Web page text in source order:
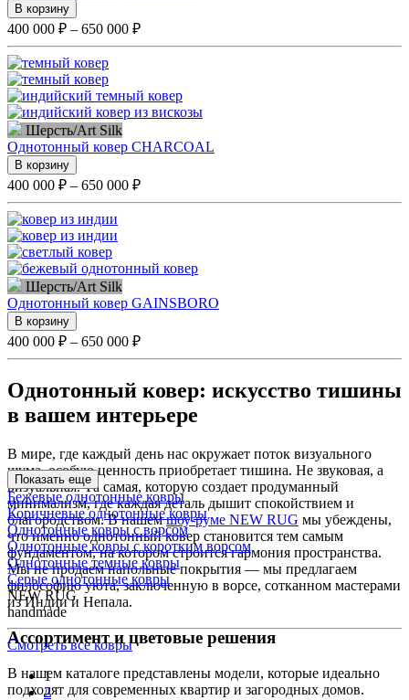
В корзину
400 000 ₽ – 650 000 ₽
Шерсть/Art Silk
Однотонный ковер CHARCOAL
В корзину
400 000 ₽ – 650 000 ₽
Шерсть/Art Silk
Однотонный ковер GAINSBORO
В корзину
400 000 ₽ – 650 000 ₽
Однотонный ковер: искусство тишины
в вашем интерьере
В мире, где каждый день нас окружает поток визуального
шума, особую ценность приобретает тишина. Не звуковая, а
визуальная. Та самая, которую создает продуманный
минимализм, где каждая деталь дышит спокойствием и
благородством. В нашемшоу-руме NEW RUG мы убеждены,
что именно однотонный ковер становится тем самым
фундаментом, на котором строится гармония пространства.
Мы не продаем напольные покрытия — мы предлагаем
философию уюта, заключенную в ворсе, сотканном мастерами
из Индии и Непала.
Ассортимент и цветовые решения
В нашем каталоге представлены модели, которые идеально
подходят для современных квартир и загородных домов.
Показать еще
Бежевые однотонные ковры
Коричневые однотонные ковры
Однотонные ковры с ворсом
Однотонные ковры с коротким ворсом
Однотонные темные ковры
Серые однотонные ковры
NEW RUG
handmade
Смотреть все ковры
1
2